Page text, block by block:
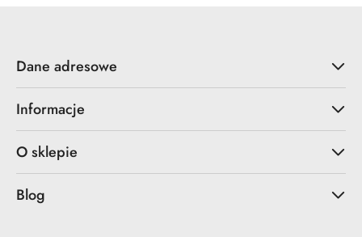
Dane adresowe
Informacje
O sklepie
Blog